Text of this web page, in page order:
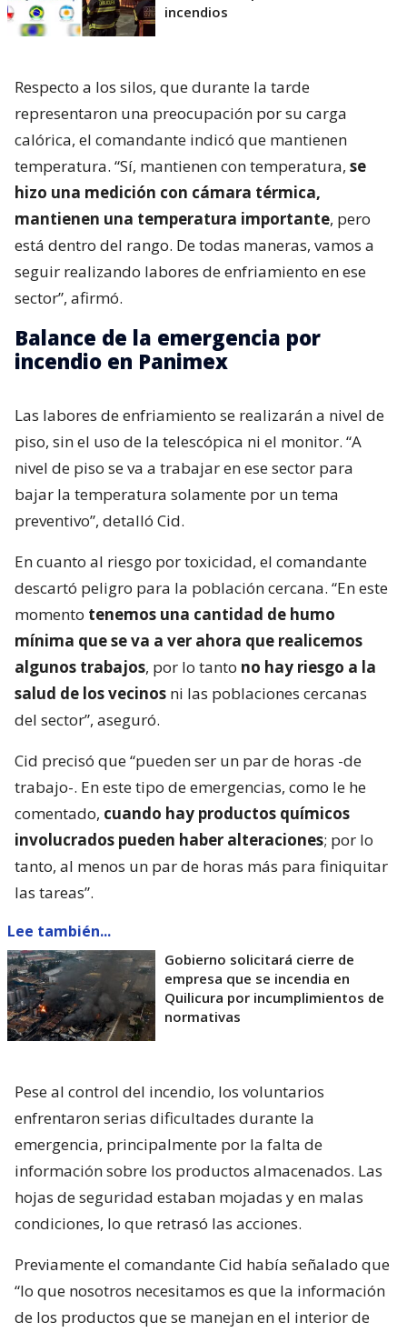
incendios
Respecto a los silos, que durante la tarde
representaron una preocupación por su carga
calórica, el comandante indicó que mantienen
temperatura. “Sí, mantienen con temperatura, se
hizo una medición con cámara térmica,
mantienen una temperatura importante, pero
está dentro del rango. De todas maneras, vamos a
seguir realizando labores de enfriamiento en ese
sector”, afirmó.
Balance de la emergencia por
incendio en Panimex
Las labores de enfriamiento se realizarán a nivel de
piso, sin el uso de la telescópica ni el monitor. “A
nivel de piso se va a trabajar en ese sector para
bajar la temperatura solamente por un tema
preventivo”, detalló Cid.
En cuanto al riesgo por toxicidad, el comandante
descartó peligro para la población cercana. “En este
momento tenemos una cantidad de humo
mínima que se va a ver ahora que realicemos
algunos trabajos, por lo tanto no hay riesgo a la
salud de los vecinos ni las poblaciones cercanas
del sector”, aseguró.
Cid precisó que “pueden ser un par de horas -de
trabajo-. En este tipo de emergencias, como le he
comentado, cuando hay productos químicos
involucrados pueden haber alteraciones; por lo
tanto, al menos un par de horas más para finiquitar
las tareas”.
Lee también...
Gobierno solicitará cierre de
empresa que se incendia en
Quilicura por incumplimientos de
normativas
Pese al control del incendio, los voluntarios
enfrentaron serias dificultades durante la
emergencia, principalmente por la falta de
información sobre los productos almacenados. Las
hojas de seguridad estaban mojadas y en malas
condiciones, lo que retrasó las acciones.
Previamente el comandante Cid había señalado que
“lo que nosotros necesitamos es que la información
de los productos que se manejan en el interior de